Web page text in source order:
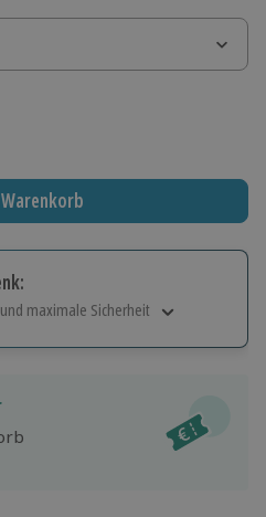
maximale Sicherheit
einlösbar.